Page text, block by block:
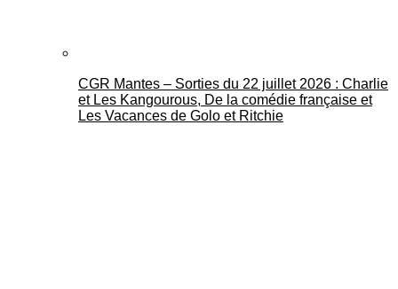
CGR Mantes – Sorties du 22 juillet 2026 : Charlie
et Les Kangourous, De la comédie française et
Les Vacances de Golo et Ritchie